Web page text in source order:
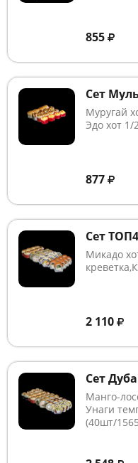
855
Сет
Муругай
Эдо хот 1/
877
Сет
Микадо
2 110
Сет
Манго-
Унаги
(40шт/